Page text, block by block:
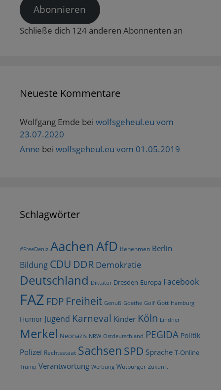
Abonnieren
Schließe dich 124 anderen Abonnenten an
Neueste Kommentare
Wolfgang Emde bei wolfsgeheul.eu vom
23.07.2020
Anne bei wolfsgeheul.eu vom 01.05.2019
Schlagwörter
#FreeDeniz AachenAfD Benehmen Berlin
Bildung CDU DDR Demokratie
Deutschland Diktatur Dresden Europa Facebook
FAZ FDP Freiheit Genuß Goethe Golf Gott Hamburg
Humor Jugend Karneval Kinder Köln Lindner
Merkel Neonazis NRW Ostdeutschland PEGIDA Politik
Polizei Rechtsstaat Sachsen SPD Sprache T-Online
Trump Verantwortung Werbung Wutbürger Zukunft